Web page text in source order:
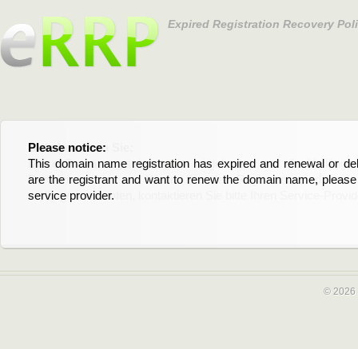
Expired Registration Recovery
Please notice:
This domain name registration has expired and renewal or
are the registrant and want to renew the domain name,
service provider.
Bitte beachten Sie:
Diese Domainregistrierung ist abgelaufen und die
Domain stehen an. Wenn Sie der Registrant sind und
verlängern möchten, kontaktieren Sie bitte Ihren Service-
© 2026